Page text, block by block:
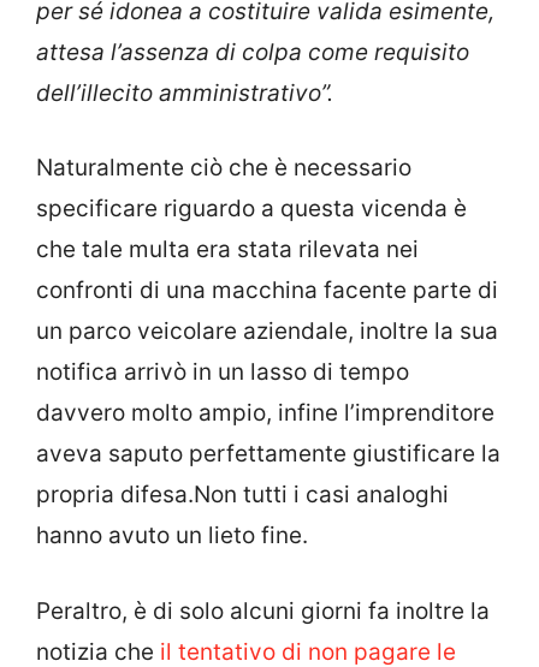
per sé idonea a costituire valida esimente,
attesa l’assenza di colpa come requisito
dell’illecito amministrativo”.
Naturalmente ciò che è necessario
specificare riguardo a questa vicenda è
che tale multa era stata rilevata nei
confronti di una macchina facente parte di
un parco veicolare aziendale, inoltre la sua
notifica arrivò in un lasso di tempo
davvero molto ampio, infine l’imprenditore
aveva saputo perfettamente giustificare la
propria difesa.Non tutti i casi analoghi
hanno avuto un lieto fine.
Peraltro, è di solo alcuni giorni fa inoltre la
notizia che il tentativo di non pagare le